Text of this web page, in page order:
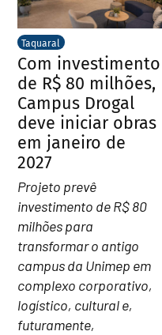
Taquaral
Com investimento
de R$ 80 milhões,
Campus Drogal
deve iniciar obras
em janeiro de
2027
Projeto prevê
investimento de R$ 80
milhões para
transformar o antigo
campus da Unimep em
complexo corporativo,
logístico, cultural e,
futuramente,